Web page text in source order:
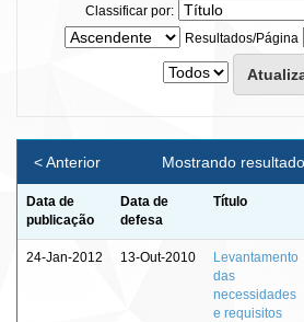
Classificar por:
Resultados/Página
Mostrando
< Anterior
Data de
publicação
Data de
defesa
Título
24-Jan-2012 13-Out-2010
Levantamento
das
necessidades
e requisitos